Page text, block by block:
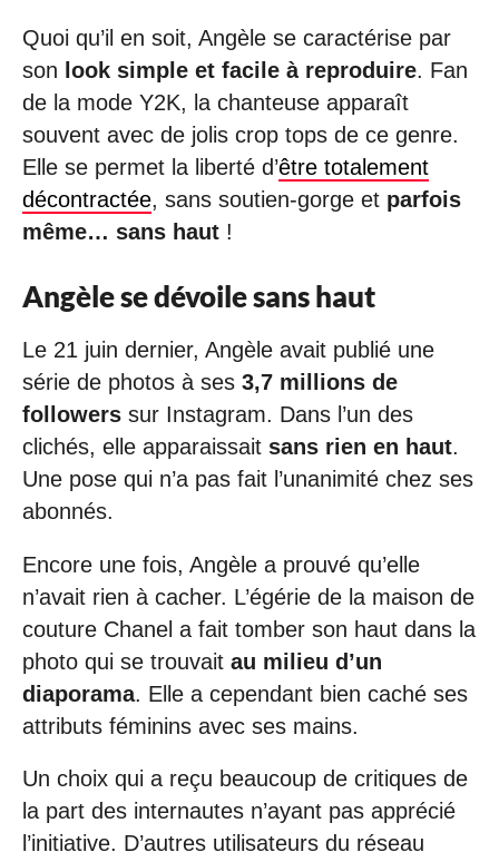
Quoi qu’il en soit, Angèle se caractérise par
son look simple et facile à reproduire. Fan
de la mode Y2K, la chanteuse apparaît
souvent avec de jolis crop tops de ce genre.
Elle se permet la liberté d’être totalement
décontractée, sans soutien-gorge et parfois
même… sans haut !
Angèle se dévoile sans haut
Le 21 juin dernier, Angèle avait publié une
série de photos à ses 3,7 millions de
followers sur Instagram. Dans l’un des
clichés, elle apparaissait sans rien en haut.
Une pose qui n’a pas fait l’unanimité chez ses
abonnés.
Encore une fois, Angèle a prouvé qu’elle
n’avait rien à cacher. L’égérie de la maison de
couture Chanel a fait tomber son haut dans la
photo qui se trouvait au milieu d’un
diaporama. Elle a cependant bien caché ses
attributs féminins avec ses mains.
Un choix qui a reçu beaucoup de critiques de
la part des internautes n’ayant pas apprécié
l’initiative. D’autres utilisateurs du réseau